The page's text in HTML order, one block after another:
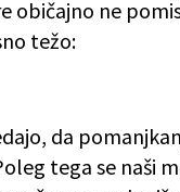
običajno ne
težo:
da
tega se naši